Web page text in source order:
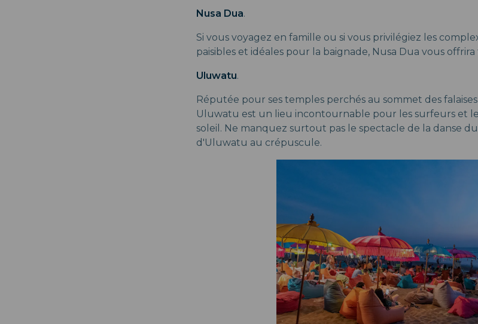
Nusa Dua.
Si vous voyagez en famille ou si vous privilégiez les
paisibles et idéales pour la baignade, Nusa Dua vous
Uluwatu.
Réputée pour ses temples perchés au sommet des
Uluwatu est un lieu incontournable pour les surfeurs et
soleil. Ne manquez surtout pas le spectacle de la danse
d'Uluwatu au crépuscule.